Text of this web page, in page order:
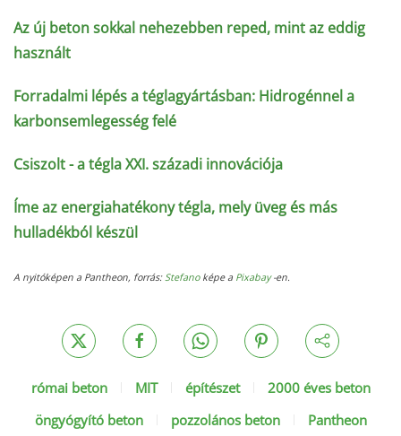
Az új beton sokkal nehezebben reped, mint az eddig
használt
Forradalmi lépés a téglagyártásban: Hidrogénnel a
karbonsemlegesség felé
Csiszolt - a tégla XXI. századi innovációja
Íme az energiahatékony tégla, mely üveg és más
hulladékból készül
A nyitóképen a Pantheon, forrás:Stefanoképe a Pixabay-en.
római beton MIT építészet
2000 éves beton
öngyógyító beton
pozzolános beton
Pantheon